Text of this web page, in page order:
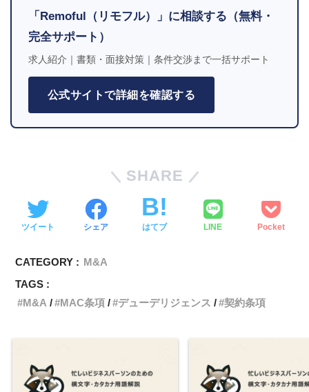
「Remoful（リモフル）」に相談する（無料・
完全サポート）
求人紹介｜書類・面接対策｜条件交渉まで一括サポート
公式サイトで詳細を確認する
SHARE
ツイート シェア はてブ LINE Pocket
CATEGORY : M&A
TAGS :
M&A
MAC条項 デューデリジェンス 契約条項